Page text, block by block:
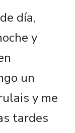
día,
y
un
y me
tardes